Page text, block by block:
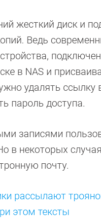
жесткий диск и
Ведь
в NAS и
удалять
пароль доступа.
записями
в некоторых
почту.